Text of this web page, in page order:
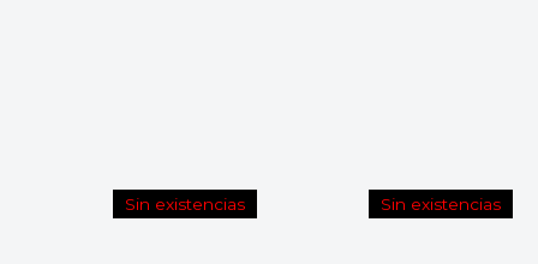
Sin existencias Sin existencias